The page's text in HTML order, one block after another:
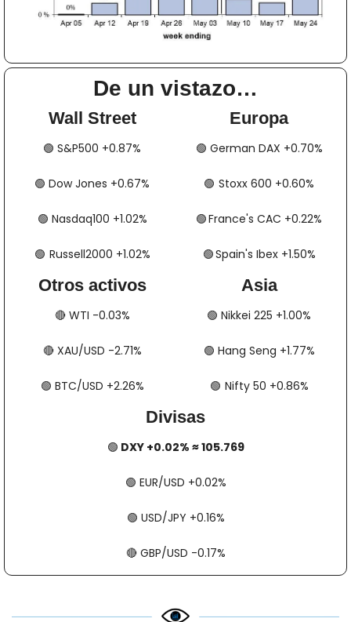
De un vistazo…
Wall Street
🟢 ​​​​ S&P500 +0.87%
🟢 ​​​​ Dow Jones +0.67%
🟢 ​​​​ Nasdaq100 +1.02%
🟢 ​​​  Russell2000 +1.02%
Otros activos
🔴​​​​ WTI -0.03%
🔴​​​​ XAU/USD -2.71%
🟢 ​​​​ BTC/USD +2.26%
Europa
🟢 ​​​​​​ German DAX +0.70%
🟢 ​​​​​​​​  Stoxx 600 +0.60%
🟢​​​​  France's CAC +0.22%
🟢​​​​​​​​  Spain's Ibex +1.50%
Asia
🟢 ​​​​ Nikkei 225 +1.00%
🟢 ​​​​ Hang Seng +1.77%
🟢 ​​​  Nifty 50 +0.86%
Divisas
🟢 DXY +0.02% ≈ 105.769
🟢 ​​​​ EUR/USD +0.02%
🟢 ​​​​ USD/JPY +0.16%
🔴​​​​ GBP/USD -0.17%